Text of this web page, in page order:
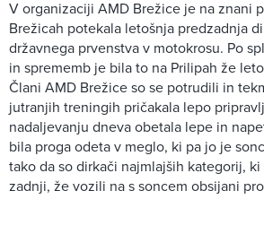
V organizaciji AMD Brežice je na znani
Brežicah potekala letošnja predzadnja
državnega prvenstva v motokrosu. Po
in sprememb je bila to na Prilipah že
Člani AMD Brežice so se potrudili in
jutranjih treningih pričakala lepo
nadaljevanju dneva obetala lepe in
bila proga odeta v meglo, ki pa jo je
tako da so dirkači najmlajših kategorij,
zadnji, že vozili na s soncem obsijani